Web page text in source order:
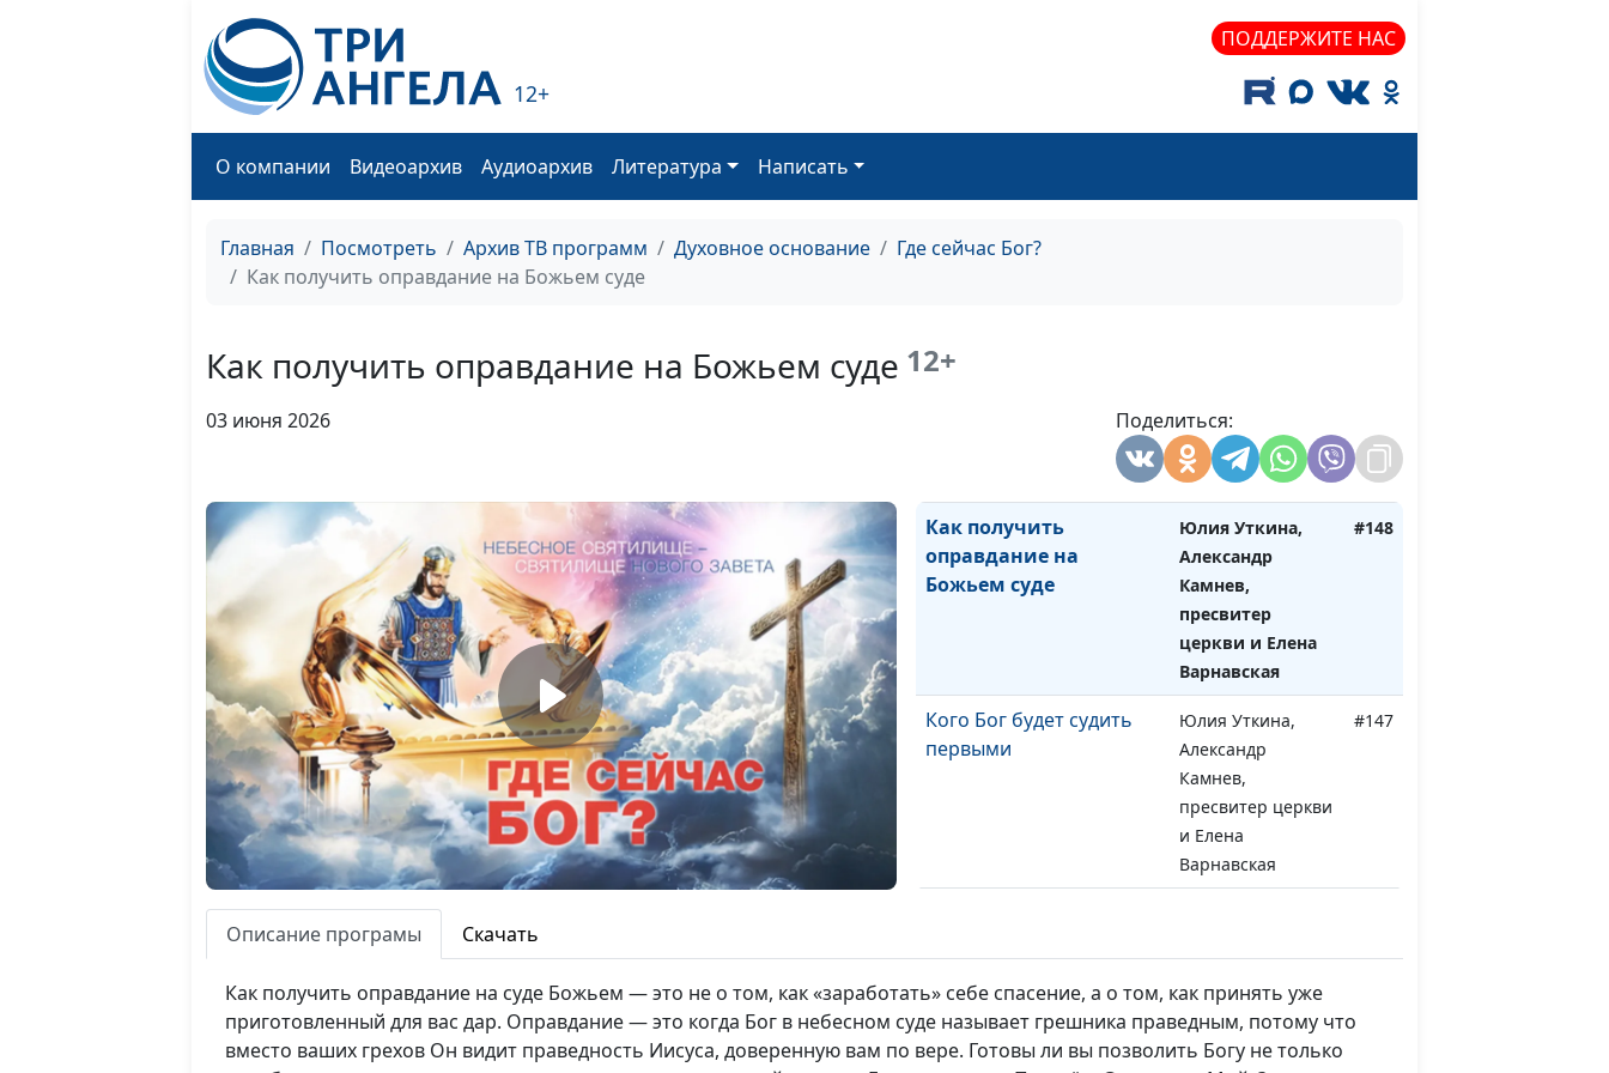
12+
ПОДДЕРЖИТЕ НАС
О компании Видеоархив Аудиоархив Литература Написать
Главная Посмотреть Архив ТВ программ Духовное основание
Где сейчас Бог?
Как получить оправдание на Божьем суде
Как получить оправдание на Божьем суде 12+
03 июня 2026 Поделиться:
пресвитер церкви
Варнавская
О чем поклялся Бог
Камнев,
Божье осуждение
пресвитер церкви
и Елена
Варнавская
Как получить
оправдание на
Божьем суде
Юлия Уткина,
Александр
Камнев,
пресвитер
церкви и Елена
Варнавская
#148
Кого Бог будет судить
первыми
Юлия Уткина,
Александр
Камнев,
пресвитер церкви
и Елена
Варнавская
#147
пресвитер церкви
и Елена
Варнавская
Описание програмы Скачать
Как получить оправдание на суде Божьем — это не о том, как «заработать» себе спасение, а о том, как принять уже
приготовленный для вас дар. Оправдание — это когда Бог в небесном суде называет грешника праведным, потому что
вместо ваших грехов Он видит праведность Иисуса, доверенную вам по вере. Готовы ли вы позволить Богу не только